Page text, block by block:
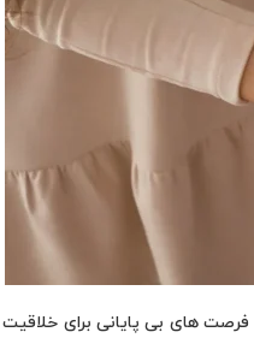
های بی پایانی برای خلاقیت